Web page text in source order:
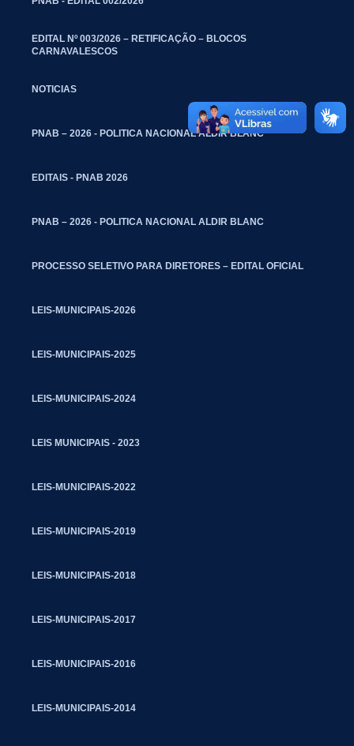
EDITAL Nº 003/2026 – RETIFICAÇÃO – BLOCOS
CARNAVALESCOS
NOTICIAS
PNAB – 2026 - POLITICA NACIONAL ALDIR BLANC
EDITAIS - PNAB 2026
PNAB – 2026 - POLITICA NACIONAL ALDIR BLANC
PROCESSO SELETIVO PARA DIRETORES – EDITAL OFICIAL
LEIS-MUNICIPAIS-2026
LEIS-MUNICIPAIS-2025
LEIS-MUNICIPAIS-2024
LEIS MUNICIPAIS - 2023
LEIS-MUNICIPAIS-2022
LEIS-MUNICIPAIS-2019
LEIS-MUNICIPAIS-2018
LEIS-MUNICIPAIS-2017
LEIS-MUNICIPAIS-2016
LEIS-MUNICIPAIS-2014